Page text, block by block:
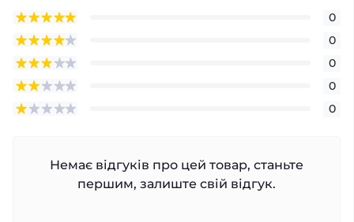
0
0
0
0
0
Немає відгуків про цей товар, станьте
першим, залиште свій відгук.